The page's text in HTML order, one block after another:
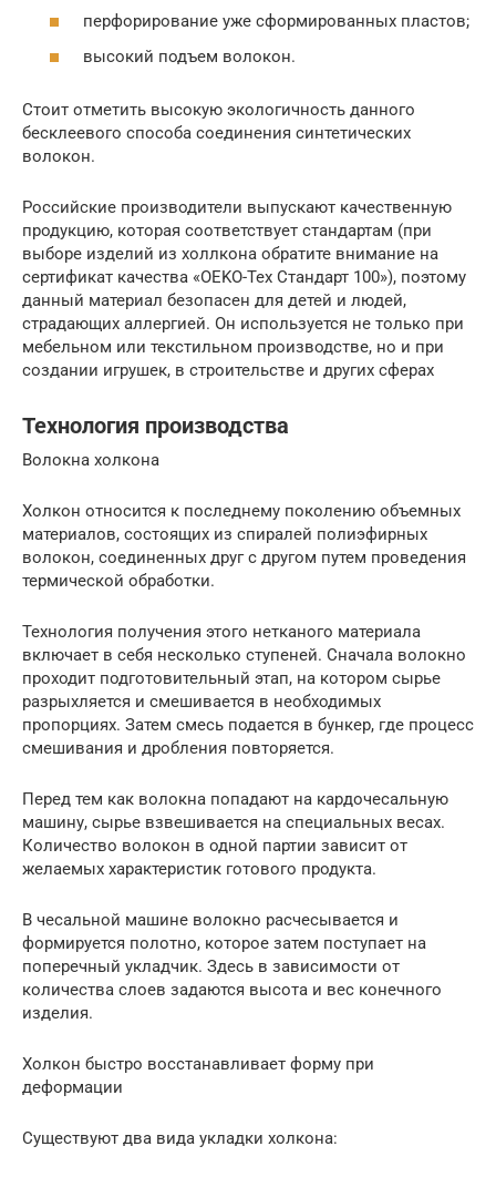
перфорирование уже сформированных пластов;
высокий подъем волокон.
Стоит отметить высокую экологичность данного
бесклеевого способа соединения синтетических
волокон.
Российские производители выпускают качественную
продукцию, которая соответствует стандартам (при
выборе изделий из холлкона обратите внимание на
сертификат качества «OEKO-Tex Стандарт 100»), поэтому
данный материал безопасен для детей и людей,
страдающих аллергией. Он используется не только при
мебельном или текстильном производстве, но и при
создании игрушек, в строительстве и других сферах
Технология производства
Волокна холкона
Холкон относится к последнему поколению объемных
материалов, состоящих из спиралей полиэфирных
волокон, соединенных друг с другом путем проведения
термической обработки.
Технология получения этого нетканого материала
включает в себя несколько ступеней. Сначала волокно
проходит подготовительный этап, на котором сырье
разрыхляется и смешивается в необходимых
пропорциях. Затем смесь подается в бункер, где процесс
смешивания и дробления повторяется.
Перед тем как волокна попадают на кардочесальную
машину, сырье взвешивается на специальных весах.
Количество волокон в одной партии зависит от
желаемых характеристик готового продукта.
В чесальной машине волокно расчесывается и
формируется полотно, которое затем поступает на
поперечный укладчик. Здесь в зависимости от
количества слоев задаются высота и вес конечного
изделия.
Холкон быстро восстанавливает форму при
деформации
Существуют два вида укладки холкона: